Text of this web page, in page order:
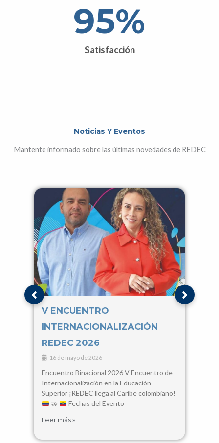
Satisfacción
95%
Noticias Y Eventos
Mantente informado sobre las últimas novedades de REDEC
V ENCUENTRO
INTERNACIONALIZACIÓN
REDEC 2026
16 de mayo de 2026
Encuentro Binacional 2026 V Encuentro de
Internacionalización en la Educación
Superior ¡REDEC llega al Caribe colombiano!
🤝
Fechas del Evento
Leer más »